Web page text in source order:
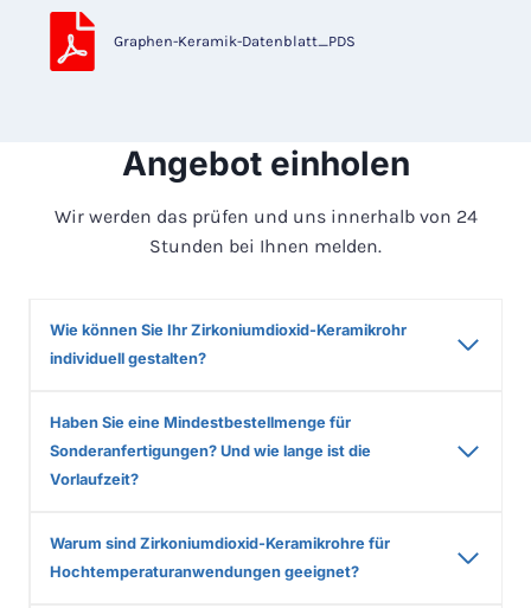
Graphen-Keramik-Datenblatt_PDS
Angebot einholen
Wir werden das prüfen und uns innerhalb von 24
Stunden bei Ihnen melden.
Wie können Sie Ihr Zirkoniumdioxid-Keramikrohr
individuell gestalten?
Haben Sie eine Mindestbestellmenge für
Sonderanfertigungen? Und wie lange ist die
Vorlaufzeit?
Warum sind Zirkoniumdioxid-Keramikrohre für
Hochtemperaturanwendungen geeignet?